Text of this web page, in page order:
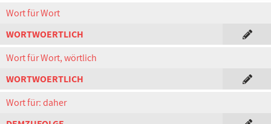
Wort für Wort
WORTWOERTLICH
Wort für Wort, wörtlich
WORTWOERTLICH
Wort für: daher